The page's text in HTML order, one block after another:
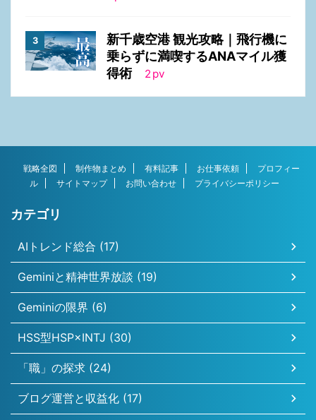
新千歳空港 観光攻略｜飛行機に
乗らずに満喫するANAマイル獲
得術
2 pv
戦略全図 制作物まとめ 有料記事 お仕事依頼
プロフィー
ル
サイトマップ お問い合わせ プライバシーポリシー
カテゴリ
AIトレンド総合 (17)
Geminiと精神世界放談 (19)
Geminiの限界 (6)
HSS型HSP×INTJ (30)
「職」の探求 (24)
ブログ運営と収益化 (17)